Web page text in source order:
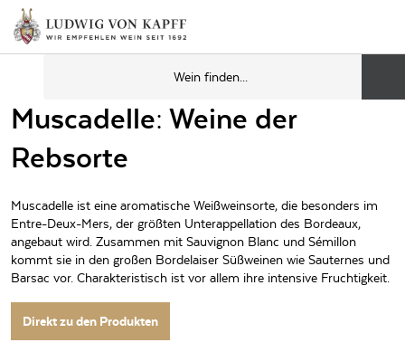
Muscadelle: Weine der
Rebsorte
Muscadelle ist eine aromatische Weißweinsorte, die besonders im
Entre-Deux-Mers, der größten Unterappellation des Bordeaux,
angebaut wird. Zusammen mit Sauvignon Blanc und Sémillon
kommt sie in den großen Bordelaiser Süßweinen wie Sauternes und
Barsac vor. Charakteristisch ist vor allem ihre intensive Fruchtigkeit.
Direkt zu den Produkten